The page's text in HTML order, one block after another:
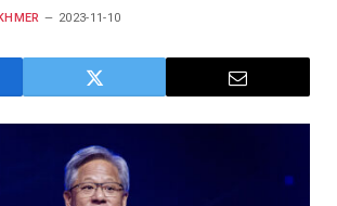
2023-11-10